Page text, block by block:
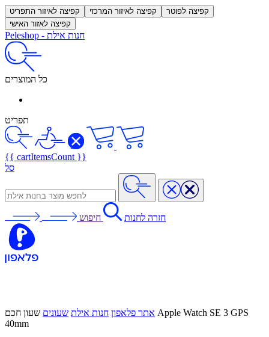
קפיצה לאיזור התפריט קפיצה לאיזור המרכזי
קפיצה לפוטר
קפיצה לאזור האישי
Peleshop - חנות אילת
כל המוצרים
תפריט
{{ cartItemsCount }}
סל
חזרה לחנות חיפוש
אתר פלאפון חנות אילת שעונים שעון חכם Apple Watch SE 3 GPS
40mm